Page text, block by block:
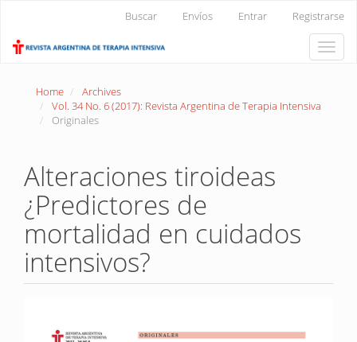
Content
Buscar Envíos Entrar Registrarse
Toggle
Home
Archives
Vol. 34 No. 6 (2017): Revista Argentina de Terapia Intensiva
Originales
Alteraciones tiroideas
¿Predictores de
mortalidad en cuidados
intensivos?
Sidebar